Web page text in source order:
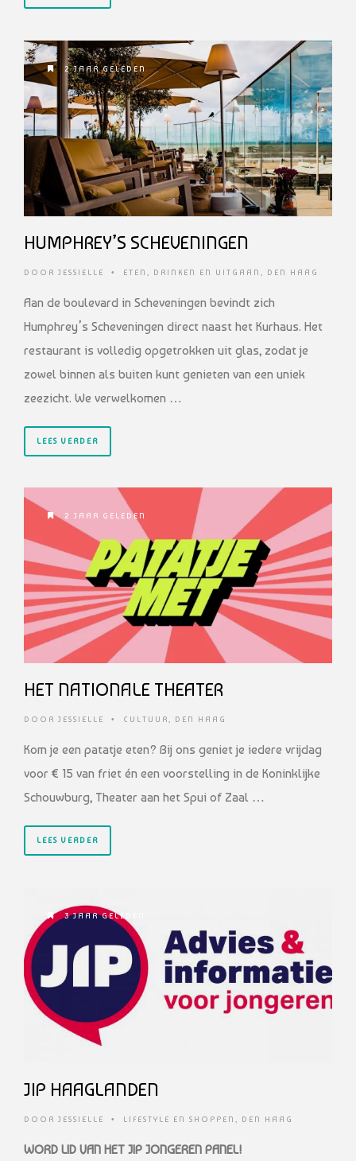
2 JAAR GELEDEN
HUMPHREY’S SCHEVENINGEN
DOOR JESSIELLE • ETEN, DRINKEN EN UITGAAN , DEN HAAG
Aan de boulevard in Scheveningen bevindt zich
Humphrey’s Scheveningen direct naast het Kurhaus. Het
restaurant is volledig opgetrokken uit glas, zodat je
zowel binnen als buiten kunt genieten van een uniek
zeezicht. We verwelkomen …
LEES VERDER
2 JAAR GELEDEN
HET NATIONALE THEATER
DOOR JESSIELLE • CULTUUR, DEN HAAG
Kom je een patatje eten? Bij ons geniet je iedere vrijdag
voor € 15 van friet én een voorstelling in de Koninklijke
Schouwburg, Theater aan het Spui of Zaal …
LEES VERDER
3 JAAR GELEDEN
JIP HAAGLANDEN
DOOR JESSIELLE • LIFESTYLE EN SHOPPEN , DEN HAAG
WORD LID VAN HET JIP JONGEREN PANEL!